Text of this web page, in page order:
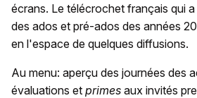
écrans. Le télécrochet français qui
des ados et pré-ados des années
en l'espace de quelques diffusions.
Au menu: aperçu des journées des
évaluations et primes aux invités